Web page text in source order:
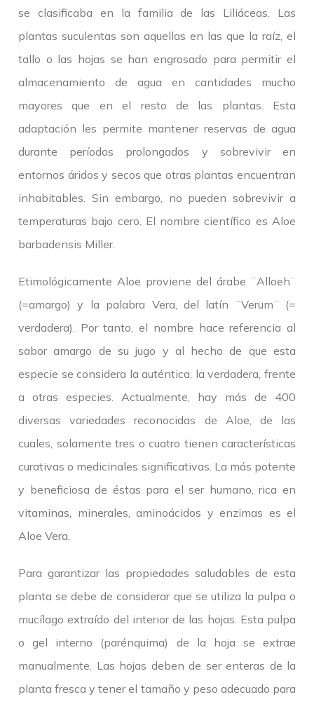
se clasificaba en la familia de las Liliáceas. Las
plantas suculentas son aquellas en las que la raíz, el
tallo o las hojas se han engrosado para permitir el
almacenamiento de agua en cantidades mucho
mayores que en el resto de las plantas. Esta
adaptación les permite mantener reservas de agua
durante períodos prolongados y sobrevivir en
entornos áridos y secos que otras plantas encuentran
inhabitables. Sin embargo, no pueden sobrevivir a
temperaturas bajo cero. El nombre científico es Aloe
barbadensis Miller.
Etimológicamente Aloe proviene del árabe ¨Alloeh¨
(=amargo) y la palabra Vera, del latín ¨Verum¨ (=
verdadera). Por tanto, el nombre hace referencia al
sabor amargo de su jugo y al hecho de que esta
especie se considera la auténtica, la verdadera, frente
a otras especies. Actualmente, hay más de 400
diversas variedades reconocidas de Aloe, de las
cuales, solamente tres o cuatro tienen características
curativas o medicinales significativas. La más potente
y beneficiosa de éstas para el ser humano, rica en
vitaminas, minerales, aminoácidos y enzimas es el
Aloe Vera.
Para garantizar las propiedades saludables de esta
planta se debe de considerar que se utiliza la pulpa o
mucílago extraído del interior de las hojas. Esta pulpa
o gel interno (parénquima) de la hoja se extrae
manualmente. Las hojas deben de ser enteras de la
planta fresca y tener el tamaño y peso adecuado para